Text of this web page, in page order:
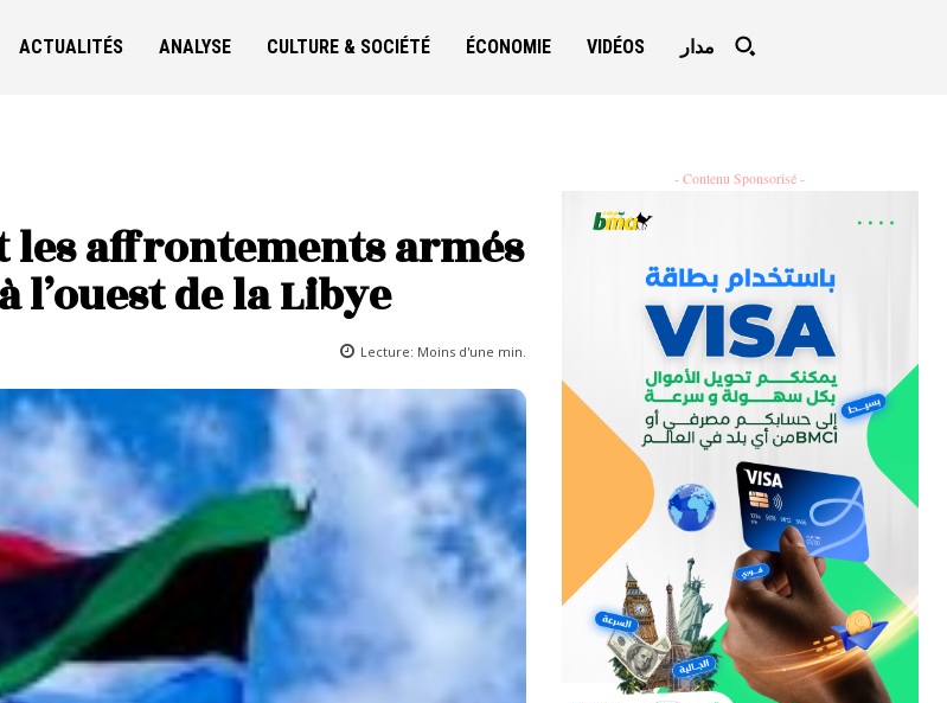
ACTUALITÉS ANALYSE CULTURE & SOCIÉTÉ ÉCONOMIE VIDÉOS مدار
les affrontements armés
l’ouest de la Libye
Lecture: Moins d'une min.
- Contenu Sponsorisé -